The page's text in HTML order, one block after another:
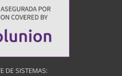
DE SISTEMAS: